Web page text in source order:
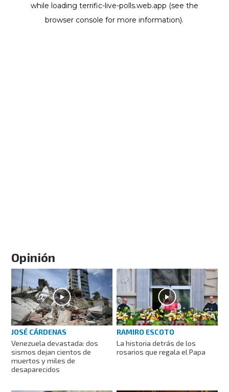
Opinión
JOSÉ CÁRDENAS
Venezuela devastada: dos
sismos dejan cientos de
muertos y miles de
desaparecidos
RAMIRO ESCOTO
La historia detrás de los
rosarios que regala el Papa